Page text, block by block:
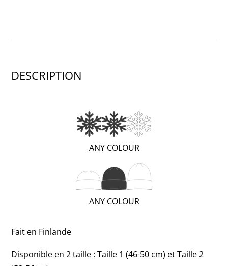
DESCRIPTION
ANY COLOUR(VERY
WARM;
OF
3)
ANY COLOUR(REGULAR;
Fait en Finlande
Disponible en 2 taille : Taille 1 (46-50 cm) et Taille 2